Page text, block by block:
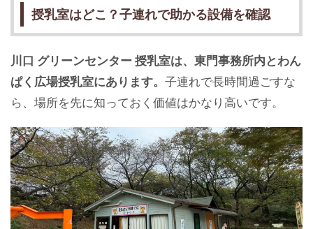
授乳室はどこ？子連れで助かる設備を確認
川口 グリーンセンター 授乳室は、東門事務所内とわん
ぱく広場授乳室にあります。 子連れで長時間過ごすな
ら、場所を先に知っておく価値はかなり高いです。